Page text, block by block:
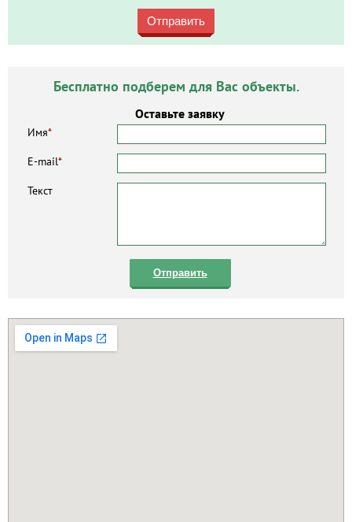
Отправить
Бесплатно подберем для Вас объекты.
Оставьте заявку
Имя*
E-mail*
Текст
Отправить